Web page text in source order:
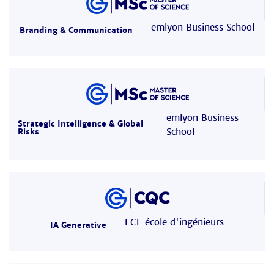
Branding & Communication emlyon Business School
Strategic Intelligence & Global
Risks
emlyon Business
School
IA Generative ECE école d'ingénieurs